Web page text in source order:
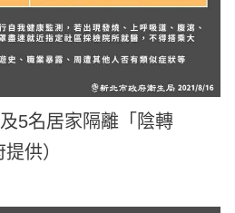
5名居家隔離「陰轉
供）